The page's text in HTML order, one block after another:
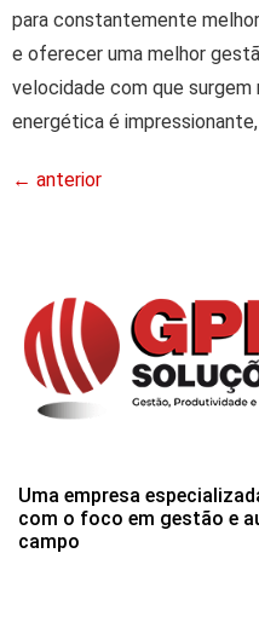
para constantemente
e oferecer uma melhor
velocidade com que
energética é
← anterior
Uma empresa
com o foco em gestão e
campo